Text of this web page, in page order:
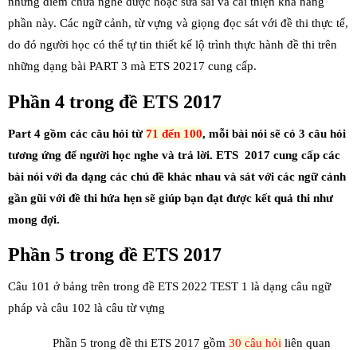
phần này. Các ngữ cảnh, từ vựng và giọng đọc sát với đề thi thực tế,
do đó người học có thể tự tin thiết kế lộ trình thực hành đề thi trên
những dạng bài PART 3 mà ETS 20217 cung cấp.
Phần 4 trong đề ETS 2017
Part 4 gồm các câu hỏi từ71 đến 100, mỗi bài nói sẽ có 3 câu hỏi
tương ứng để người học nghe và trả lời. ETS 2017 cung cấp các
bài nói với đa dạng các chủ đề khác nhau và sát với các ngữ cảnh
gần gũi với đề thi hứa hẹn sẽ giúp bạn đạt được kết quả thi như
mong đợi.
Phần 5 trong đề ETS 2017
Câu 101 ở bảng trên trong đề ETS 2022 TEST 1 là dạng câu ngữ
pháp và câu 102 là câu từ vựng
Phần 5 trong đề thi ETS 2017 gồm 30 câu hỏi liên quan